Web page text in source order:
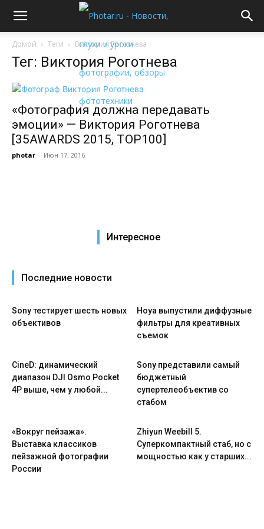
Домой Теги Виктория Роготнева
Тег: Виктория Роготнева
«Фотография должна передавать
эмоции» — Виктория Роготнева
[35AWARDS 2015, TOP100]
photar - Июн 17, 2016
Интересное
Последние новости
Sony тестирует шесть новых
объективов
Hoya выпустили диффузные
фильтры для креативных
съемок
CineD: динамический
диапазон DJI Osmo Pocket
4P выше, чем у любой...
Sony представили самый
бюджетный
супертелеобъектив со
стабом
«Вокруг пейзажа».
Выставка классиков
пейзажной фотографии
России
Zhiyun Weebill 5.
Cуперкомпактный стаб, но с
мощностью как у старших...